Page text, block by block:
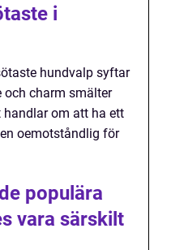
i
hundvalp syftar
och charm smälter
handlar om att ha ett
oemotståndlig för
populära
vara särskilt